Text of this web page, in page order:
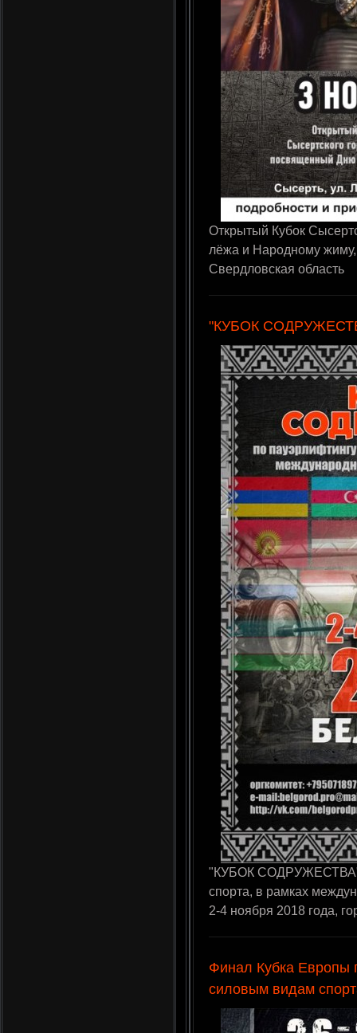
Открытый Кубок
лёжа и Народному
Свердловская область
"КУБОК
"КУБОК СОДРУЖЕСТВА"
спорта, в рамках
2-4 ноября 2018 года,
Финал Кубка Европы
силовым видам